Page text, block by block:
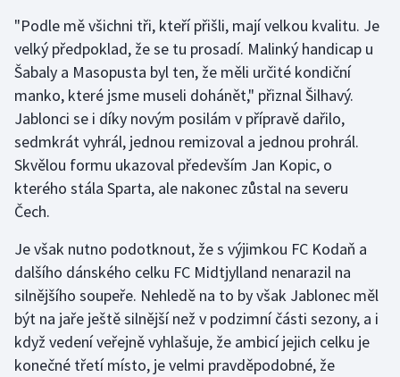
"Podle mě všichni tři, kteří přišli, mají velkou kvalitu. Je
velký předpoklad, že se tu prosadí. Malinký handicap u
Šabaly a Masopusta byl ten, že měli určité kondiční
manko, které jsme museli dohánět," přiznal Šilhavý.
Jablonci se i díky novým posilám v přípravě dařilo,
sedmkrát vyhrál, jednou remizoval a jednou prohrál.
Skvělou formu ukazoval především Jan Kopic, o
kterého stála Sparta, ale nakonec zůstal na severu
Čech.
Je však nutno podotknout, že s výjimkou FC Kodaň a
dalšího dánského celku FC Midtjylland nenarazil na
silnějšího soupeře. Nehledě na to by však Jablonec měl
být na jaře ještě silnější než v podzimní části sezony, a i
když vedení veřejně vyhlašuje, že ambicí jejich celku je
konečné třetí místo, je velmi pravděpodobné, že